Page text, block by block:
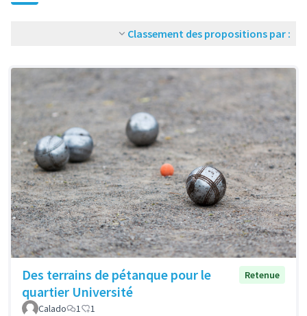
Classement des propositions par :
Des terrains de pétanque pour le
quartier Université
Retenue
Calado 1 1